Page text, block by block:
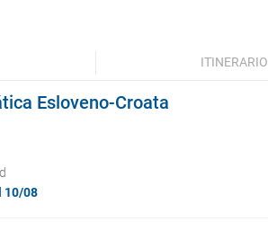
ITINERARIO
Esloveno-Croata
10/08